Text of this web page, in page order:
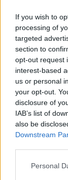
If you wish to
processing of
targeted
section to
opt-out request
interest-based
us or personal
your opt-out.
disclosure of
IAB’s list of
also be
Downstream
Please note
Personal
GENTE
Hijo de